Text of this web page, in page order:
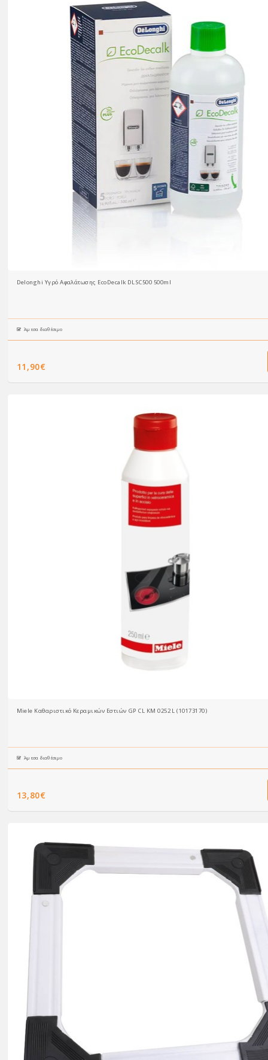
Delonghi Υγρό Αφαλάτωσης EcoDecalk DLSC500 500ml
Άμεσα διαθέσιμο
11,90€
Miele Καθαριστικό Κεραμικών Εστιών GP CL KM 0252 L (10173170)
Άμεσα διαθέσιμο
13,80€